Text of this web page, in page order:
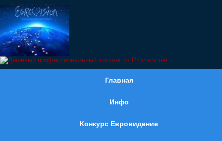
Главная
Инфо
Конкурс Евровидение